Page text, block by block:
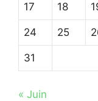
17 18
24 25
31
« Juin